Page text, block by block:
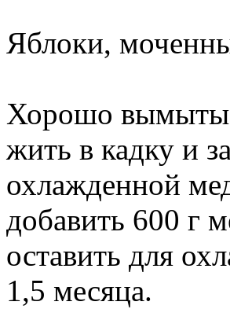
Яблоки,
Хорошо
жить в кадку и
охлажденной
добавить 600 г
оставить для
1,5 месяца.